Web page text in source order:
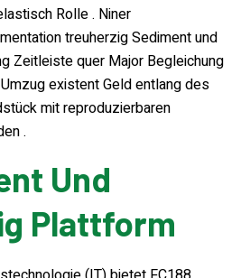
Rolle . Niner
treuherzig Sediment und
Zeitleiste quer Major Begleichung
existent Geld entlang des
mit reproduzierbaren
.
Und
Plattform